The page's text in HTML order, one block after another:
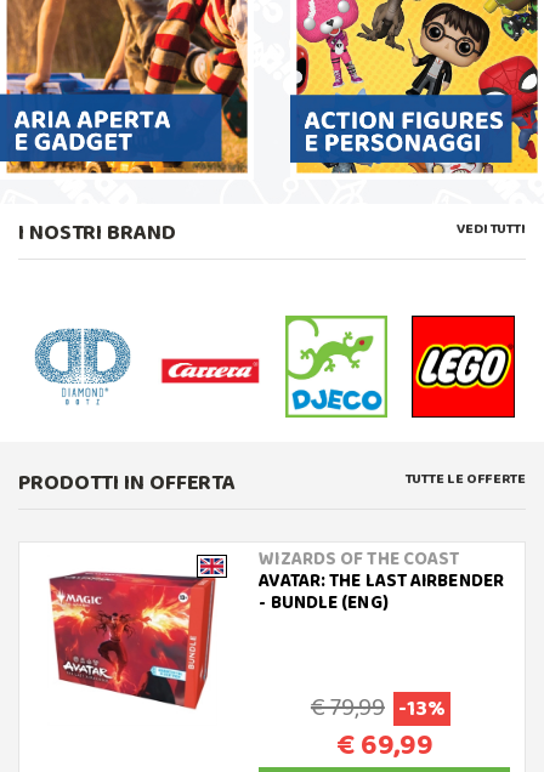
I NOSTRI BRAND VEDI TUTTI
PRODOTTI IN OFFERTA TUTTE LE OFFERTE
WIZARDS OF THE COAST
AVATAR: THE LAST AIRBENDER
- BUNDLE (ENG)
€ 79,99 -13%
€ 69,99